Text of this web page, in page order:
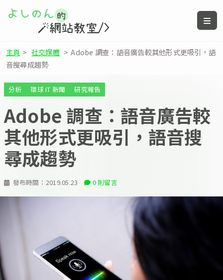
主頁 > 社交媒體 > Adobe 調查：語音廣告較其他形式更吸引，語
音搜尋成趨勢
發布時間： 2019.05.23 0 則留言
分析 環球 IT 新聞 研究報告
Adobe 調查：語音廣告較
其他形式更吸引，語音搜
尋成趨勢